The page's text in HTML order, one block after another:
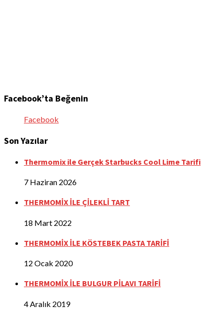
Facebook’ta Beğenin
Facebook
Son Yazılar
Thermomix ile Gerçek Starbucks Cool Lime Tarifi
7 Haziran 2026
THERMOMİX İLE ÇİLEKLİ TART
18 Mart 2022
THERMOMİX İLE KÖSTEBEK PASTA TARİFİ
12 Ocak 2020
THERMOMİX İLE BULGUR PİLAVI TARİFİ
4 Aralık 2019